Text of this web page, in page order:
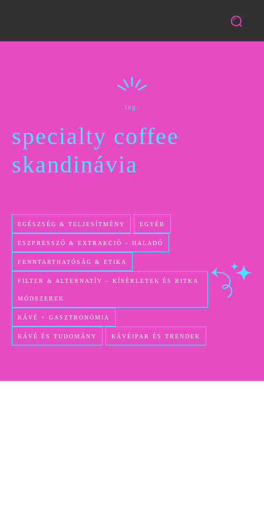
tag:
specialty coffee
skandinávia
EGÉSZSÉG & TELJESÍTMÉNY EGYÉB
ESZPRESSZÓ & EXTRAKCIÓ – HALADÓ
FENNTARTHATÓSÁG & ETIKA
FILTER & ALTERNATÍV – KÍSÉRLETEK ÉS RITKA
MÓDSZEREK
KÁVÉ + GASZTRONÓMIA
KÁVÉ ÉS TUDOMÁNY KÁVÉIPAR ÉS TRENDEK